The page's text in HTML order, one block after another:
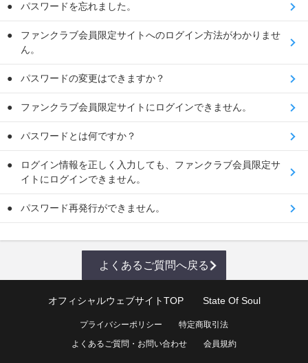
パスワードを忘れました。
ファンクラブ会員限定サイトへのログイン方法がわかりませ
ん。
パスワードの変更はできますか？
ファンクラブ会員限定サイトにログインできません。
パスワードとは何ですか？
ログイン情報を正しく入力しても、ファンクラブ会員限定サ
イトにログインできません。
パスワード再発行ができません。
よくあるご質問へ戻る
オフィシャルウェブサイトTOP State Of Soul
プライバシーポリシー
特定商取引法
よくあるご質問・お問い合わせ
会員規約